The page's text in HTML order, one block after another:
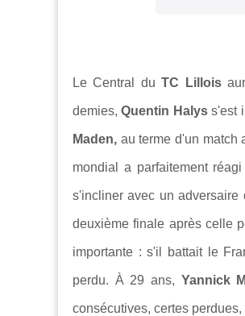
Le Central duTC Lillois
demies,Quentin Halyss'est
Maden, au terme d'un match
mondial a parfaitement
s'incliner avec un
deuxième finale après celle
importante : s'il battait le
perdu. À 29 ans, Yannick
consécutives, certes